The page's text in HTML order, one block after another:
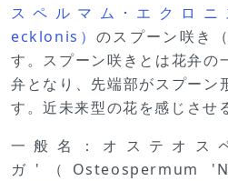
スペルマム･エクロニ
ecklonis） のスプーン咲き
す。スプーン咲きとは花弁の
弁となり、先端部がスプーン
す。近未来型の花を感じさせ
一般名：オステオス
ガ'（Osteospermum